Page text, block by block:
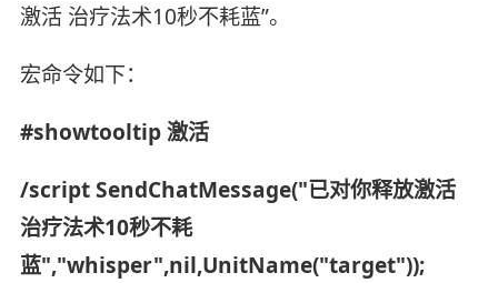
激活 治疗法术10秒不耗蓝”。
宏命令如下：
#showtooltip 激活
/script SendChatMessage("已对你释放激活
治疗法术10秒不耗
蓝","whisper",nil,UnitName("target"));